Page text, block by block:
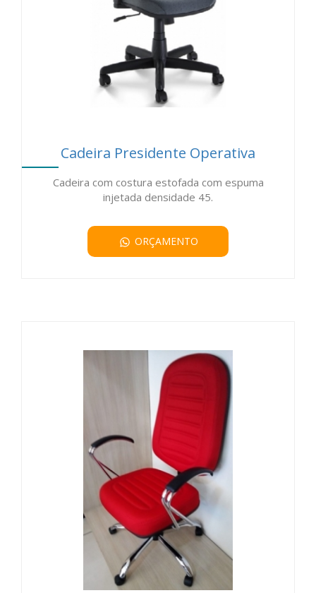
Cadeira Presidente Operativa
Cadeira com costura estofada com espuma
injetada densidade 45.
ORÇAMENTO